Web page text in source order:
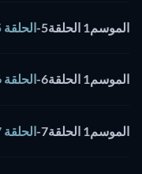
الموسم1 الحلقة5 -الحلقة 5
الموسم1 الحلقة6 -الحلقة 6
الموسم1 الحلقة7 -الحلقة 7